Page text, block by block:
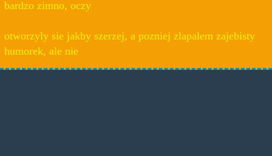
bardzo zimno, oczy
otworzyly sie jakby szerzej, a pozniej zlapalem zajebisty
humorek, ale nie